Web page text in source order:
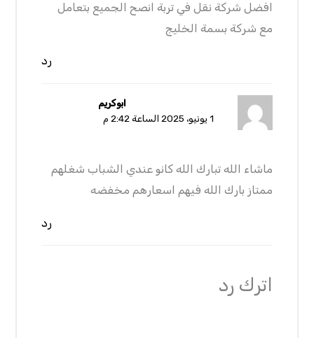
افضل شركة نقل في تربة انصح الجميع بتعامل
مع شركة بسمة الخليج
ابوكريم
ماشاء الله تبارك الله كانو عندي الشباب شغلهم
ممتاز بارك الله فيهم اسعارهم مخفضه
اترك رد